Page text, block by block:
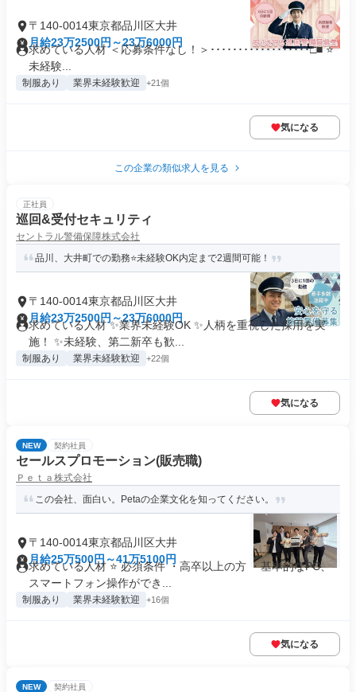
〒140-0014東京都品川区大井
月給23万2500円～23万6000円
求めている人材 ＜応募条件なし！＞･･････････････････□■ ⭐
未経験...
制服あり 業界未経験歓迎 +21個
気になる
この企業の類似求人を見る
正社員
巡回&受付セキュリティ
セントラル警備保障株式会社
品川、大井町での勤務⭐未経験OK内定まで2週間可能！
〒140-0014東京都品川区大井
月給23万2500円～23万6000円
求めている人材 ✨業界未経験OK ✨人柄を重視した採用を実
施！ ✨未経験、第二新卒も歓...
制服あり 業界未経験歓迎 +22個
気になる
NEW 契約社員
セールスプロモーション(販売職)
Ｐｅｔａ株式会社
この会社、面白い。Petaの企業文化を知ってください。
〒140-0014東京都品川区大井
月給25万500円～41万5100円
求めている人材 ⭐ 必須条件 ・高卒以上の方 ・基本的なPC、
スマートフォン操作ができ...
制服あり 業界未経験歓迎 +16個
気になる
NEW 契約社員